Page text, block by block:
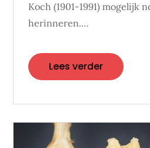
Koch (1901-1991) mogelijk
herinneren.…
Lees verder